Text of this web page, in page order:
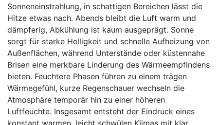
Sonneneinstrahlung, in schattigen Bereichen lässt die
Hitze etwas nach. Abends bleibt die Luft warm und
dämpferig, Abkühlung ist kaum ausgeprägt. Sonne
sorgt für starke Helligkeit und schnelle Aufheizung von
Außenflächen, während Unterstände oder küstennahe
Brisen eine merkbare Linderung des Wärmeempfindens
bieten. Feuchtere Phasen führen zu einem trägen
Wärmegefühl, kurze Regenschauer wechseln die
Atmosphäre temporär hin zu einer höheren
Luftfeuchte. Insgesamt entsteht der Eindruck eines
konstant warmen, leicht schwülen Klimas mit klar